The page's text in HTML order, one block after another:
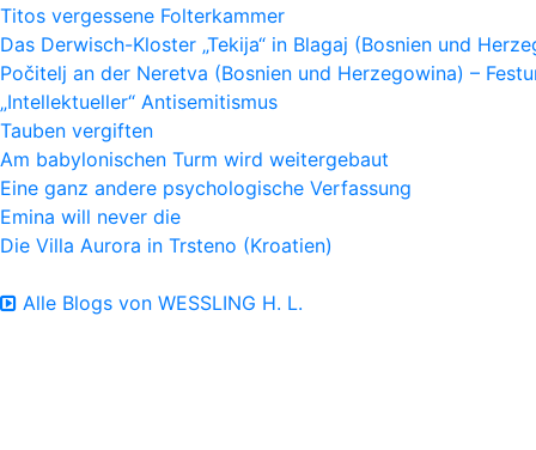
Titos vergessene Folterkammer
Das Derwisch-Kloster „Tekija“ in Blagaj (Bosnien und
Počitelj an der Neretva (Bosnien und Herzegowina) –
„Intellektueller“ Antisemitismus
Tauben vergiften
Am babylonischen Turm wird weitergebaut
Eine ganz andere psychologische Verfassung
Emina will never die
Die Villa Aurora in Trsteno (Kroatien)
Alle Blogs von WESSLING H. L.